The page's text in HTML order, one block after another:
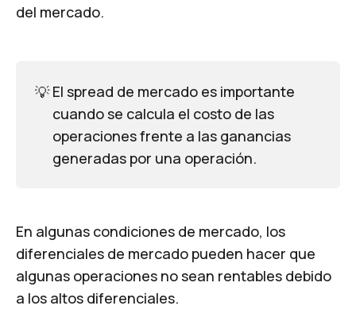
del mercado.
💡 El spread de mercado es importante
cuando se calcula el costo de las
operaciones frente a las ganancias
generadas por una operación.
En algunas condiciones de mercado, los
diferenciales de mercado pueden hacer que
algunas operaciones no sean rentables debido
a los altos diferenciales.